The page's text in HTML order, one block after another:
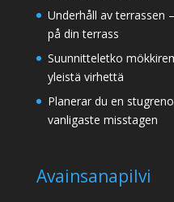
Underhåll av terrassen
på din terrass
Suunnitteletko
yleistä virhettä
Planerar du en
vanligaste misstagen
Avainsanapilvi